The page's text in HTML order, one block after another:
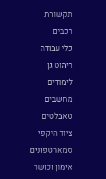
תקשורת
רכבים
כלי עבודה
ריהוט גן
לימודים
מחשבים
טאבלטים
ציוד היקפי
סמארטפונים
אימון וכושר